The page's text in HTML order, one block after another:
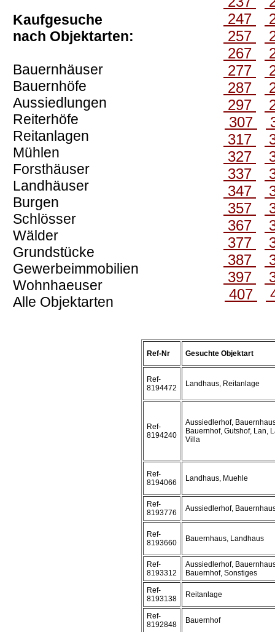
Kaufgesuche
nach Objektarten:
Bauernhäuser
Bauernhöfe
Aussiedlungen
Reiterhöfe
Reitanlagen
Mühlen
Forsthäuser
Landhäuser
Burgen
Schlösser
Wälder
Grundstücke
Gewerbeimmobilien
Wohnhaeuser
Alle Objektarten
247
257
267
277
287
297
307
317
327
337
347
357
367
377
387
397
407
Ref-Nr Gesuchte Objektart
Ref-
8194472
Landhaus, Reitanlage
Ref-
8194240
Aussiedlerhof,
Bauernhof, Gutshof, Lan,
Villa
Ref-
8194066
Landhaus, Muehle
Ref-
8193776
Aussiedlerhof,
Ref-
8193660
Bauernhaus, Landhaus
Ref-
8193312
Aussiedlerhof,
Bauernhof, Sonstiges
Ref-
8193138
Reitanlage
Ref-
8192848
Bauernhof